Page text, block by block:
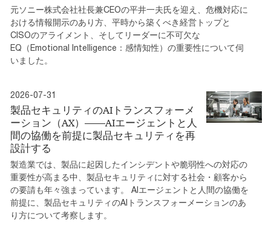
元ソニー株式会社社長兼CEOの平井一夫氏を迎え、危機対応に
おける情報開示のあり方、平時から築くべき経営トップと
CISOのアライメント、そしてリーダーに不可欠な
EQ（Emotional Intelligence：感情知性）の重要性について伺
いました。
2026-07-31
製品セキュリティのAIトランスフォーメ
ーション（AX）――AIエージェントと人
間の協働を前提に製品セキュリティを再
設計する
製造業では、製品に起因したインシデントや脆弱性への対応の
重要性が高まる中、製品セキュリティに対する社会・顧客から
の要請も年々強まっています。 AIエージェントと人間の協働を
前提に、製品セキュリティのAIトランスフォーメーションのあ
り方について考察します。